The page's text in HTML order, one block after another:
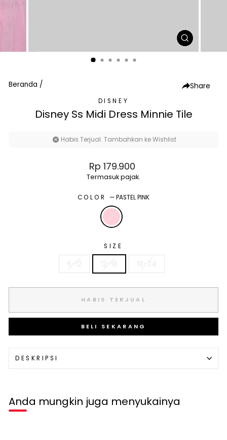
TUTUP
(ESC)
Beranda / Share
DISNEY
Disney Ss Midi Dress Minnie Tile
Habis Terjual. Tambahkan ke Wishlist
Harga
normal
Rp 179.900
Termasuk pajak.
COLOR—PASTEL PINK
SIZE
6-12 12-18 18-24
HABIS TERJUAL
BELI SEKARANG
DESKRIPSI
Anda mungkin juga menyukainya